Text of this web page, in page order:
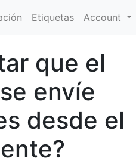
Etiquetas Account
que el
envíe
desde el